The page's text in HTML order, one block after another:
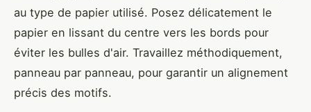
au type de papier utilisé. Posez délicatement le
papier en lissant du centre vers les bords pour
éviter les bulles d'air. Travaillez méthodiquement,
panneau par panneau, pour garantir un alignement
précis des motifs.